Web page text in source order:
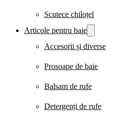
Scutece chiloțel
Articole pentru baie
Accesorii și diverse
Prosoape de baie
Balsam de rufe
Detergenți de rufe